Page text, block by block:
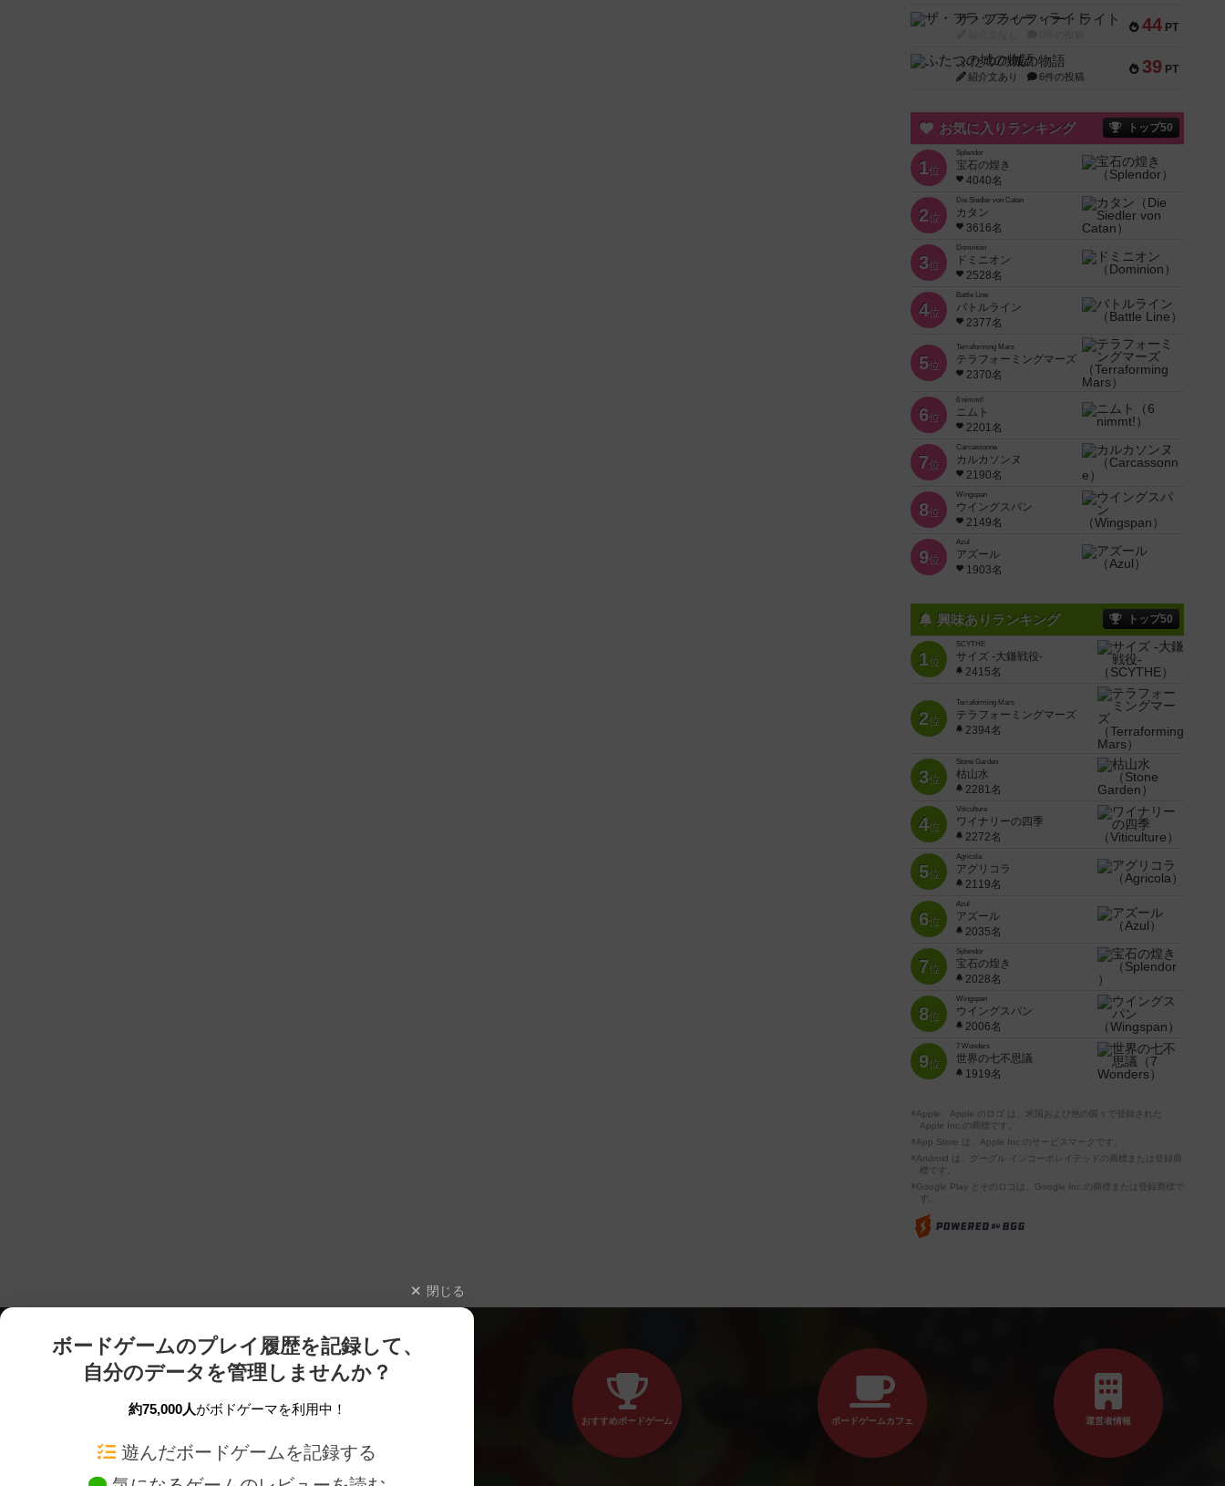
44 PT
ザ・フラッフィー・ライト
39 PT
ふたつの城の物語
紹介文あり 6件の投稿
お気に入りランキング トップ50
1位
Splendor
宝石の煌き
4040名
2位
Die Siedler von Catan
カタン
3616名
3位
Dominion
ドミニオン
2528名
4位
Battle Line
バトルライン
2377名
5位
Terraforming Mars
テラフォーミングマーズ
2370名
6位
6 nimmt!
ニムト
2201名
7位
Carcassonne
カルカソンヌ
2190名
8位
Wingspan
ウイングスパン
2149名
9位
Azul
アズール
1903名
興味ありランキング トップ50
1位
SCYTHE
サイズ -大鎌戦役-
2415名
2位
Terraforming Mars
テラフォーミングマーズ
2394名
3位
Stone Garden
枯山水
2281名
4位
Viticulture
ワイナリーの四季
2272名
5位
Agricola
アグリコラ
2119名
6位
Azul
アズール
2035名
7位
Splendor
宝石の煌き
2028名
8位
Wingspan
ウイングスパン
2006名
9位
7 Wonders
世界の七不思議
1919名
※Apple、Apple のロゴ は、米国および他の国々で登録された
Apple Inc.の商標です。
※App Store は、Apple Inc.のサービスマークです。
※Android は、グーグル インコーポレイテッドの商標または登録商
標です。
※Google Play とそのロゴは、Google Inc.の商標または登録商標で
す。
閉じる
ボードゲームのプレイ履歴を記録して、
自分のデータを管理しませんか？
約75,000人がボドゲーマを利用中！
遊んだボードゲームを記録する
おすすめボードゲーム ボードゲームカフェ 運営者情報